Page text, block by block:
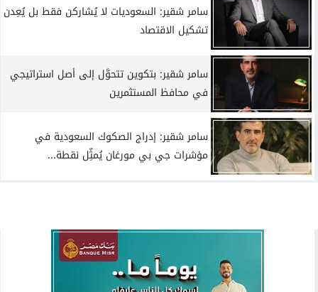
سامر شقير: السعوديات لا يُشاركن فقط بل يُعِدن
تشكيل الاقتصاد
سامر شقير: بتكوين تتحوَّل إلى أصل استراتيجي
في محافظ المستثمرين
سامر شقير: إدراج الصكوك السعودية في
مؤشرات جي بي مورغان يُمثِّل نقطة...